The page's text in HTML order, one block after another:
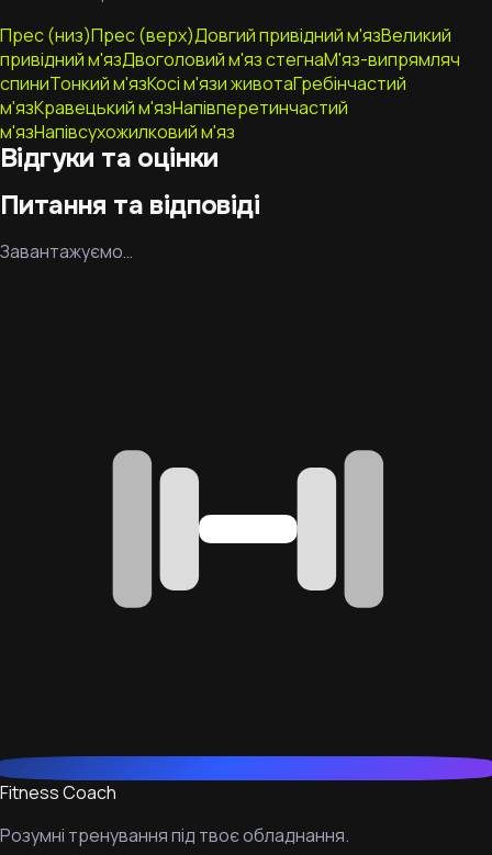
Прес (низ)Прес (верх)Довгий привідний м'язВеликий
привідний м'язДвоголовий м'яз стегнаМ'яз-випрямляч
спиниТонкий м'язКосі м'язи животаГребінчастий
м'язКравецький м'язНапівперетинчастий
м'язНапівсухожилковий м'яз
Відгуки та оцінки
Питання та відповіді
Завантажуємо…
Fitness Coach
Розумні тренування під твоє обладнання.